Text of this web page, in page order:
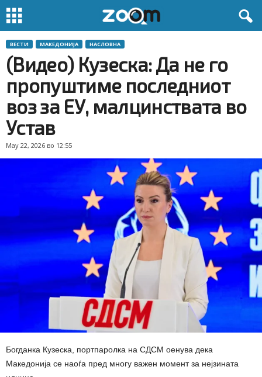
ВЕСТИ МАКЕДОНИЈА НАСЛОВНА
(Видео) Кузеска: Да не го
пропуштиме последниот
воз за ЕУ, малцинствата во
Устав
May 22, 2026 во 12:55
Богданка Кузеска, портпаролка на СДСМ оенува дека
Македонија се наоѓа пред многу важен момент за нејзината